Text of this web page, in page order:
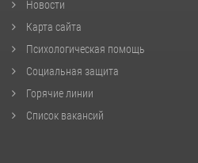
Новости
Карта сайта
Психологическая помощь
Социальная защита
Горячие линии
Список вакансий